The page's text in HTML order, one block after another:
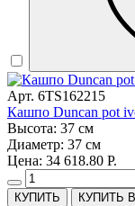
Арт. 6TS162215
Кашпо Duncan pot
Высота: 37 см
Диаметр: 37 см
Цена: 34 618.80 Р.
КУПИТЬ